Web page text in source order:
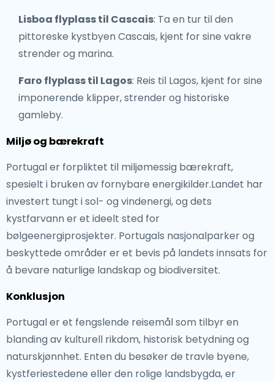
Lisboa flyplass til Cascais: Ta en tur til den
pittoreske kystbyen Cascais, kjent for sine vakre
strender og marina.
Faro flyplass til Lagos: Reis til Lagos, kjent for sine
imponerende klipper, strender og historiske
gamleby.
Miljø og bærekraft
Portugal er forpliktet til miljømessig bærekraft,
spesielt i bruken av fornybare energikilder.Landet har
investert tungt i sol- og vindenergi, og dets
kystfarvann er et ideelt sted for
bølgeenergiprosjekter. Portugals nasjonalparker og
beskyttede områder er et bevis på landets innsats for
å bevare naturlige landskap og biodiversitet.
Konklusjon
Portugal er et fengslende reisemål som tilbyr en
blanding av kulturell rikdom, historisk betydning og
naturskjønnhet. Enten du besøker de travle byene,
kystferiestedene eller den rolige landsbygda, er